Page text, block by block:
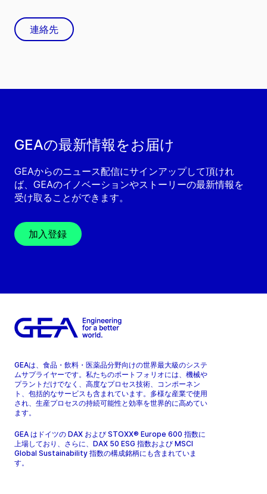
GEAの最新情報をお届け
GEAからのニュース配信にサインアップして頂けれ
ば、GEAのイノベーションやストーリーの最新情報を
受け取ることができます。
加入登録
連絡先
GEAは、食品・飲料・医薬品分野向けの世界最大級のシステ
ムサプライヤーです。私たちのポートフォリオには、機械や
プラントだけでなく、高度なプロセス技術、コンポーネン
ト、包括的なサービスも含まれています。多様な産業で使用
され、生産プロセスの持続可能性と効率を世界的に高めてい
ます。
GEA はドイツの DAX および STOXX® Europe 600 指数に
上場しており、さらに、DAX 50 ESG 指数および MSCI
Global Sustainability 指数の構成銘柄にも含まれていま
す。